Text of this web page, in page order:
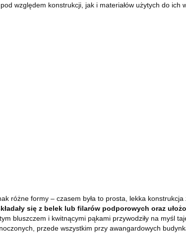
względem konstrukcji, jak i materiałów użytych do ich
różne formy – czasem była to prosta, lekka
się z belek lub filarów podporowych oraz
bluszczem i kwitnącymi pąkami przywodziły na myśl
przede wszystkim przy awangardowych